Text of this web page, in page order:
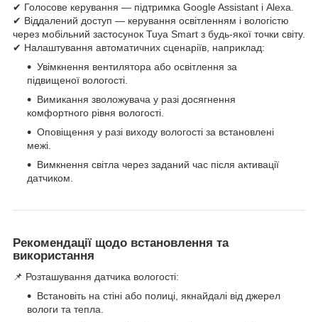
✔ Голосове керування — підтримка Google Assistant і Alexa.
✔ Віддалений доступ — керування освітленням і вологістю
через мобільний застосунок Tuya Smart з будь-якої точки світу.
✔ Налаштування автоматичних сценаріїв, наприклад:
Увімкнення вентилятора або освітлення за
підвищеної вологості.
Вимикання зволожувача у разі досягнення
комфортного рівня вологості.
Оповіщення у разі виходу вологості за встановлені
межі.
Вимкнення світла через заданий час після активації
датчиком.
Рекомендації щодо встановлення та
використання
📌 Розташування датчика вологості:
Встановіть на стіні або полиці, якнайдалі від джерел
вологи та тепла.